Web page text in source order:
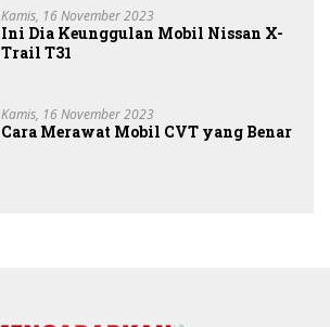
Kamis, 16 November 2023
Ini Dia Keunggulan Mobil Nissan X-
Trail T31
Kamis, 16 November 2023
Cara Merawat Mobil CVT yang Benar